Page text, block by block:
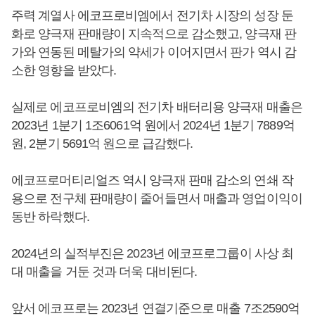
주력 계열사 에코프로비엠에서 전기차 시장의 성장 둔
화로 양극재 판매량이 지속적으로 감소했고, 양극재 판
가와 연동된 메탈가의 약세가 이어지면서 판가 역시 감
소한 영향을 받았다.
실제로 에코프로비엠의 전기차 배터리용 양극재 매출은
2023년 1분기 1조6061억 원에서 2024년 1분기 7889억
원, 2분기 5691억 원으로 급감했다.
에코프로머티리얼즈 역시 양극재 판매 감소의 연쇄 작
용으로 전구체 판매량이 줄어들면서 매출과 영업이익이
동반 하락했다.
2024년의 실적부진은 2023년 에코프로그룹이 사상 최
대 매출을 거둔 것과 더욱 대비된다.
앞서 에코프로는 2023년 연결기준으로 매출 7조2590억